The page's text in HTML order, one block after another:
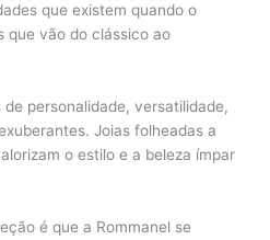
que existem quando o
que vão do clássico ao
personalidade, versatilidade,
Joias folheadas a
o estilo e a beleza ímpar
é que a Rommanel se